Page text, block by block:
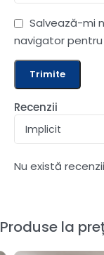
Recenzii
Nu există
Salvează-mi
navigator
Produse la